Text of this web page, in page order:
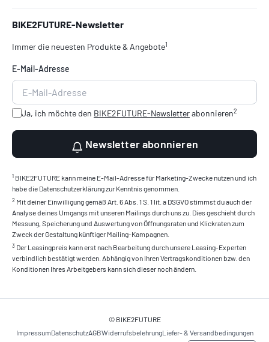
BIKE2FUTURE-Newsletter
Immer die neuesten Produkte & Angebote1
E-Mail-Adresse
Ja, ich möchte den BIKE2FUTURE-Newsletterabonnieren2
Newsletter abonnieren
1 BIKE2FUTURE kann meine E-Mail-Adresse für Marketing-Zwecke nutzen und ich
habe die Datenschutzerklärung zur Kenntnis genommen.
2 Mit deiner Einwilligung gemäß Art. 6 Abs. 1 S. 1 lit. a DSGVO stimmst du auch der
Analyse deines Umgangs mit unseren Mailings durch uns zu. Dies geschieht durch
Messung, Speicherung und Auswertung von Öffnungsraten und Klickraten zum
Zweck der Gestaltung künftiger Mailing-Kampagnen.
3 Der Leasingpreis kann erst nach Bearbeitung durch unsere Leasing-Experten
verbindlich bestätigt werden. Abhängig von Ihren Vertragskonditionen bzw. den
Konditionen Ihres Arbeitgebers kann sich dieser noch ändern.
© BIKE2FUTURE
ImpressumDatenschutzAGBWiderrufsbelehrungLiefer- & Versandbedingungen